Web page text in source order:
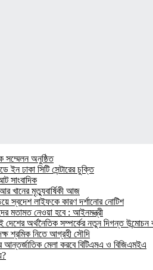
সম্মেলন অনুষ্ঠিত
ইন ঢাকা সিটি সেন্টারের চুক্তি
সাংবাদিক
আর খানের মৃত্যুবার্ষিকী আজ
স্বদেশ লাইফকে কারণ দর্শানোর নোটিশ
মতামত নেওয়া হবে : আইনমন্ত্রী
দেশের অর্থনৈতিক সম্পর্কের নতুন দিগন্ত উন্মোচন
শ্রমিক নিতে আগ্রহী সৌদি
আন্তর্জাতিক মেলা করবে বিটিএমএ ও বিজিএমইএ